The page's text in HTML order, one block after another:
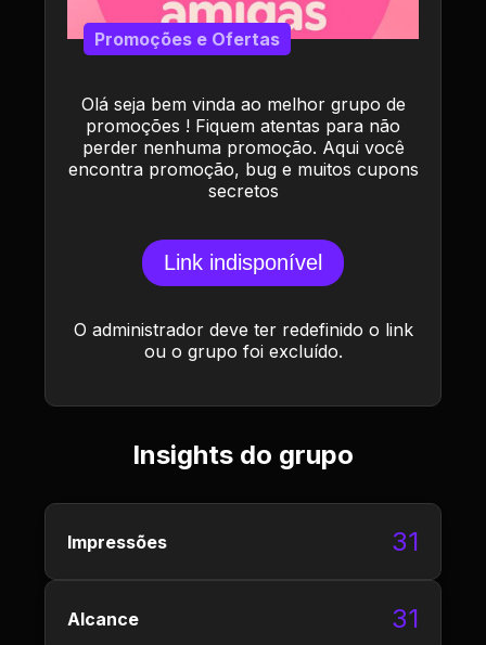
Olá seja bem vinda ao melhor grupo de
promoções ! Fiquem atentas para não
perder nenhuma promoção. Aqui você
encontra promoção, bug e muitos cupons
secretos
Promoções e Ofertas
Link indisponível
O administrador deve ter redefinido o link
ou o grupo foi excluído.
Insights do grupo
Impressões 31
Alcance 31